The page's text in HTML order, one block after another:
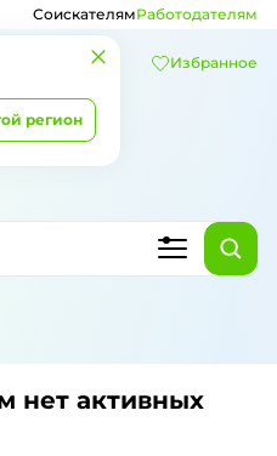
регион
СоискателямРаботодателям
Избранное
нет активных